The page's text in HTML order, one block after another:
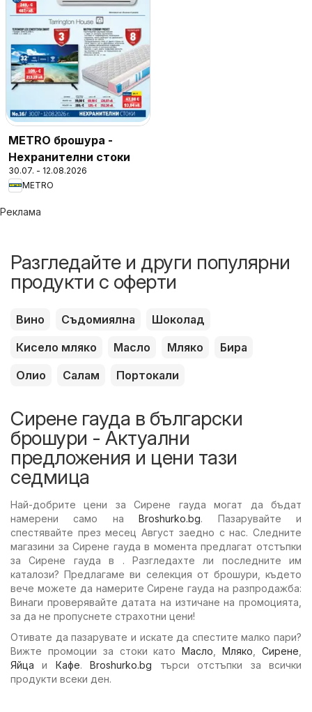
METRO брошура -
Нехранителни стоки
30.07. - 12.08.2026
METRO
Реклама
Разгледайте и други популярни
продукти с оферти
Вино Съдомиялна
Шоколад
Кисело мляко
Масло Мляко
Бира
Олио
Салам Портокали
Сирене гауда в български
брошури - Актуални
предложения и цени тази
седмица
Най-добрите цени за Сирене гауда могат да бъдат
намерени само наBroshurko.bg. Пазарувайте и
спестявайте през месец Август заедно с нас. Следните
магазини за Сирене гауда в момента предлагат отстъпки
за Сирене гауда в . Разгледахте ли последните им
каталози? Предлагаме ви селекция от брошури, където
вече можете да намерите Сирене гауда на разпродажба:
Винаги проверявайте датата на изтичане на промоцията,
за да не пропуснете страхотни цени!
Отивате да пазарувате и искате да спестите малко пари?
Вижте промоции за стоки катоМасло ,Мляко ,Сирене
Яйца и Кафе.Broshurko.bg търси отстъпки за всички
продукти всеки ден.